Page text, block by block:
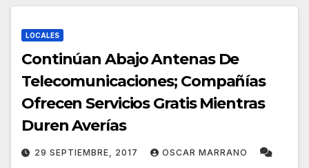
LOCALES
Continúan Abajo Antenas De
Telecomunicaciones; Compañías
Ofrecen Servicios Gratis Mientras
Duren Averías
29 SEPTIEMBRE, 2017 OSCAR MARRANO